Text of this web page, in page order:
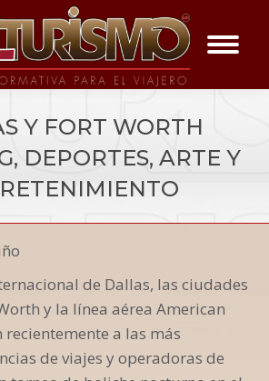
Y FORT WORTH
DEPORTES, ARTE Y
de Dallas, las ciudades
y la línea aérea American
a las más
de viajes y operadoras de